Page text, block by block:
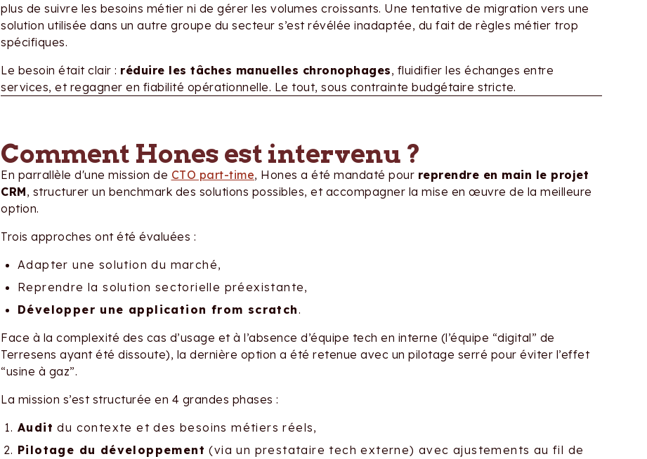
plus de suivre les besoins métier ni de gérer les volumes croissants. Une tentative de migration vers une
solution utilisée dans un autre groupe du secteur s’est révélée inadaptée, du fait de règles métier trop
spécifiques.
Le besoin était clair : réduire les tâches manuelles chronophages, fluidifier les échanges entre
services, et regagner en fiabilité opérationnelle. Le tout, sous contrainte budgétaire stricte.
Comment Hones est intervenu ?
En parrallèle d'une mission de CTO part-time, Hones a été mandaté pour reprendre en main le projet
CRM, structurer un benchmark des solutions possibles, et accompagner la mise en œuvre de la meilleure
option.
Trois approches ont été évaluées :
Adapter une solution du marché,
Reprendre la solution sectorielle préexistante,
Développer une application from scratch.
Face à la complexité des cas d’usage et à l’absence d’équipe tech en interne (l’équipe “digital” de
Terresens ayant été dissoute), la dernière option a été retenue avec un pilotage serré pour éviter l’effet
“usine à gaz”.
La mission s’est structurée en 4 grandes phases :
Audit du contexte et des besoins métiers réels,
Pilotage du développement (via un prestataire tech externe) avec ajustements au fil de